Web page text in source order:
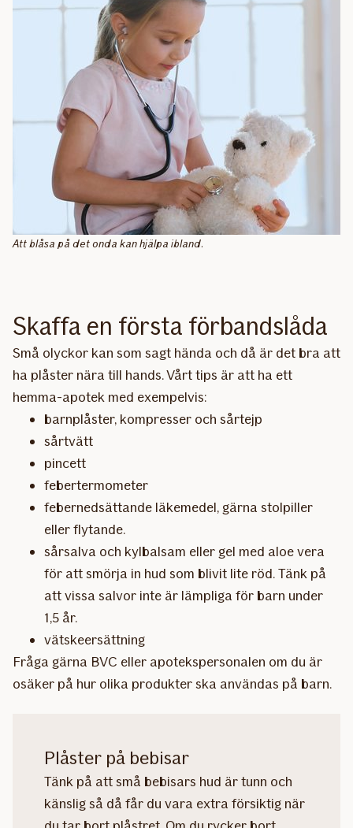
Att blåsa på det onda kan hjälpa ibland.
Skaffa en första förbandslåda
Små olyckor kan som sagt hända och då är det bra att
ha plåster nära till hands. Vårt tips är att ha ett
hemma-apotek med exempelvis:
barnplåster, kompresser och sårtejp
sårtvätt
pincett
febertermometer
febernedsättande läkemedel, gärna stolpiller
eller flytande.
sårsalva och kylbalsam eller gel med aloe vera
för att smörja in hud som blivit lite röd. Tänk på
att vissa salvor inte är lämpliga för barn under
1,5 år.
vätskeersättning
Fråga gärna BVC eller apotekspersonalen om du är
osäker på hur olika produkter ska användas på barn.
Plåster på bebisar
Tänk på att små bebisars hud är tunn och
känslig så då får du vara extra försiktig när